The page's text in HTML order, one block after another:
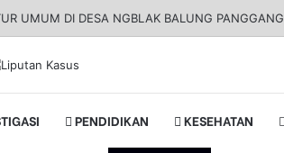
UMUM DI DESA NGBLAK BALUNG PANGGANG
PENDIDIKAN KESEHATAN